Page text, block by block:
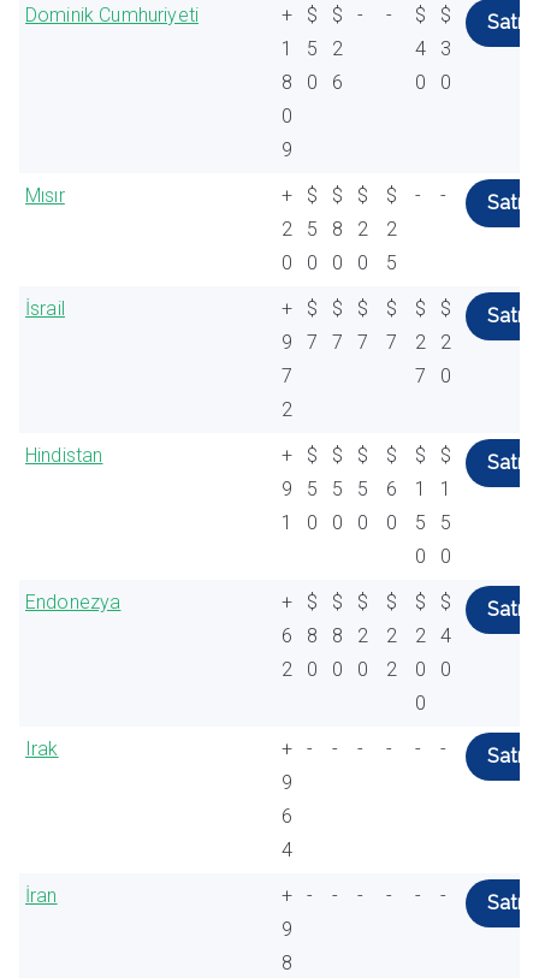
Dominik Cumhuriyeti
+
1
8
0
9
$
5
0
$
2
6
- -
$
4
0
$
3
0
Satın
Mısır
+
2
0
$
5
0
$
8
0
$
2
0
$
2
5
- - Satın
İsrail
+
9
7
2
$
7
$
7
$
7
$
7
$
2
7
$
2
0
Satın
Hindistan
+
9
1
$
5
0
$
5
0
$
5
0
$
6
0
$
1
5
0
$
1
5
0
Satın
Endonezya
+
6
2
$
8
0
$
8
0
$
2
0
$
2
2
$
2
0
0
$
4
0
Satın
Irak
+
9
6
4
- - - - - - Satın
İran
+
9
8
- - - - - - Satın